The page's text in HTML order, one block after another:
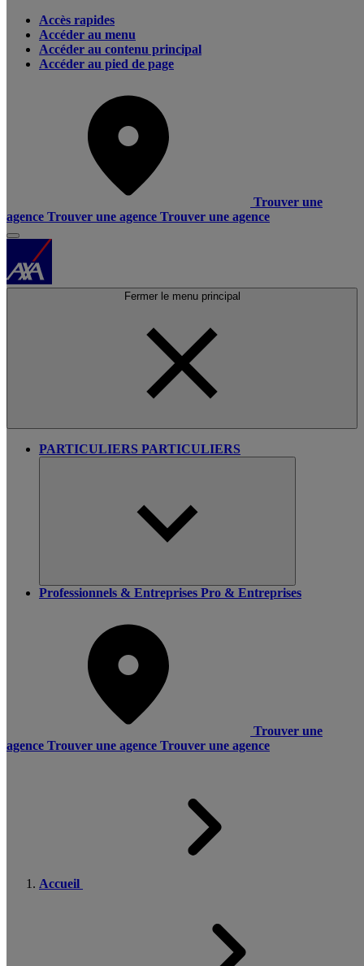
Accès rapides
Accéder au menu
Accéder au contenu principal
Accéder au pied de page
Trouver une
agence Trouver une agence Trouver une agence
Fermer le menu principal
PARTICULIERS PARTICULIERS
Professionnels & Entreprises Pro & Entreprises
Trouver une
agence Trouver une agence Trouver une agence
Accueil